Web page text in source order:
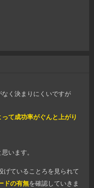
く決まりにくいですが
て成功率がぐんと上がり
います。
げていることろを見られて
ドの有無を確認していきま